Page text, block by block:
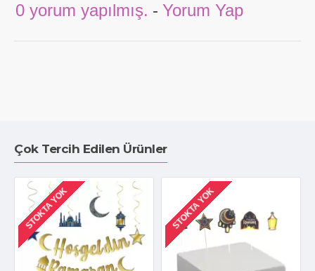
0 yorum yapılmış. - Yorum Yap
Çok Tercih Edilen Ürünler
STOKTA YOK STOKTA YOK